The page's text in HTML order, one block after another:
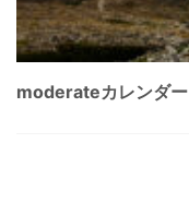
moderateカレンダー